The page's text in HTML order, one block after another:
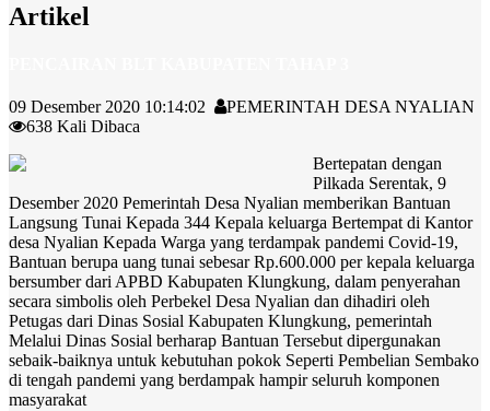
Artikel
09 Desember 2020 10:14:02
PEMERINTAH DESA NYALIAN
638 Kali Dibaca
Bertepatan dengan
Pilkada Serentak, 9
Desember 2020 Pemerintah Desa Nyalian memberikan Bantuan
Langsung Tunai Kepada 344 Kepala keluarga Bertempat di Kantor
desa Nyalian Kepada Warga yang terdampak pandemi Covid-19,
Bantuan berupa uang tunai sebesar Rp.600.000 per kepala keluarga
bersumber dari APBD Kabupaten Klungkung, dalam penyerahan
secara simbolis oleh Perbekel Desa Nyalian dan dihadiri oleh
Petugas dari Dinas Sosial Kabupaten Klungkung, pemerintah
Melalui Dinas Sosial berharap Bantuan Tersebut dipergunakan
sebaik-baiknya untuk kebutuhan pokok Seperti Pembelian Sembako
di tengah pandemi yang berdampak hampir seluruh komponen
masyarakat